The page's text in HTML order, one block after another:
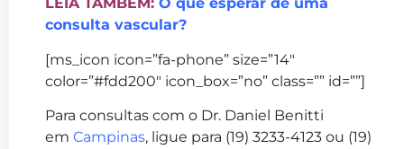
LEIA TAMBÉM: O que esperar de uma
consulta vascular?
[ms_icon icon=”fa-phone” size=”14″
color=”#fdd200″ icon_box=”no” class=”” id=””]
Para consultas com o Dr. Daniel Benitti
em Campinas, ligue para (19) 3233-4123 ou (19)